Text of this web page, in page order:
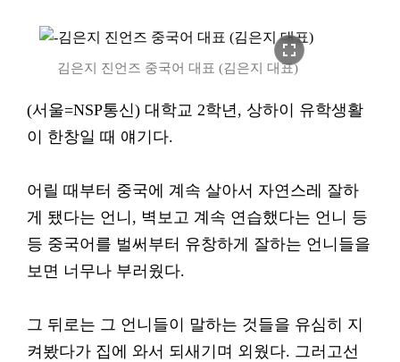
fullscreen
김은지 진언즈 중국어 대표 (김은지 대표)
(서울=NSP통신) 대학교 2학년, 상하이 유학생활
이 한창일 때 얘기다.
어릴 때부터 중국에 계속 살아서 자연스레 잘하
게 됐다는 언니, 벽보고 계속 연습했다는 언니 등
등 중국어를 벌써부터 유창하게 잘하는 언니들을
보면 너무나 부러웠다.
그 뒤로는 그 언니들이 말하는 것들을 유심히 지
켜봤다가 집에 와서 되새기며 외웠다. 그러고선